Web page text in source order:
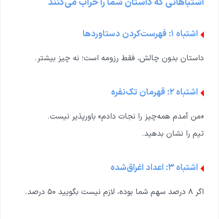
اشتباه ۱: فهرست‌کردن دستاوردها
داستان بدون چالش، فقط رزومه است؛ نه چیز بیشتر.
اشتباه ۲: قهرمان تک‌نفره
«من آمدم همه‌چیز را نجات دادم» باورپذیر نیست.
تیم را نشان بدهید.
اشتباه ۳: اعداد اغراق‌شده
اگر ۸ درصد سهم شما بوده، لازم نیست بگویید ۵۰ درصد.